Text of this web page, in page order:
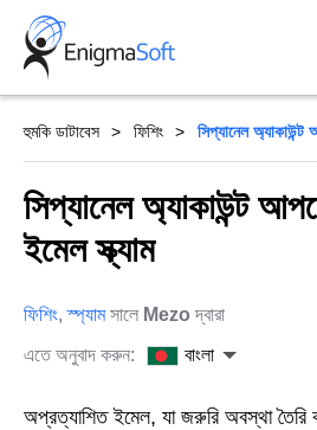
Skip
content
হুমকি ডাটাবেস ফিশিং সিপ্যানেল
সিপ্যানেল অ্যাকাউন্ট
ইমেল স্ক্যাম
ফিশিং,স্প্যামসালে Mezo দ্বারা
এতে অনুবাদ করুন:
বাংলা
অপ্রত্যাশিত ইমেল, যা জরুরি অবস্থা তৈরি